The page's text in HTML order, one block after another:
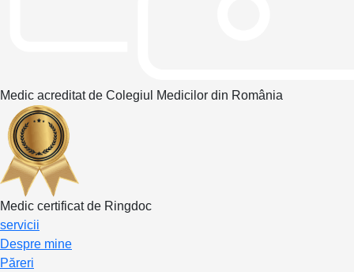
Medic acreditat de Colegiul Medicilor din România
Medic certificat de Ringdoc
servicii
Despre mine
Păreri